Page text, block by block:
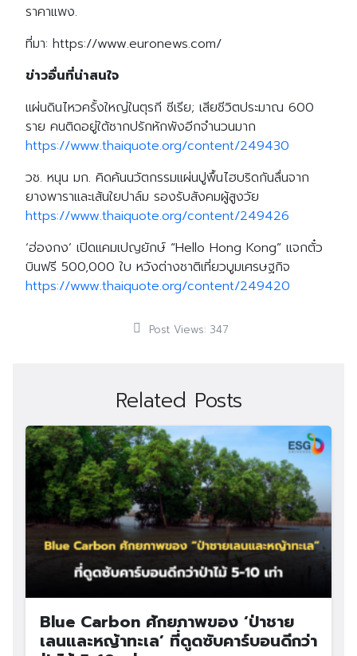
ราคาแพง.
ที่มา: https://www.euronews.com/
ข่าวอื่นที่น่าสนใจ
แผ่นดินไหวครั้งใหญ่ในตุรกี ซีเรีย; เสียชีวิตประมาณ 600
ราย คนติดอยู่ใต้ซากปรักหักพังอีกจำนวนมาก
https://www.thaiquote.org/content/249430
วช. หนุน มก. คิดค้นนวัตกรรมแผ่นปูพื้นไฮบริดกันลื่นจาก
ยางพาราและเส้นใยปาล์ม รองรับสังคมผู้สูงวัย
https://www.thaiquote.org/content/249426
‘ฮ่องกง’ เปิดแคมเปญยักษ์ “Hello Hong Kong” แจกตั๋ว
บินฟรี 500,000 ใบ หวังต่างชาติเที่ยวบูมเศรษฐกิจ
https://www.thaiquote.org/content/249420
Post Views: 347
Related Posts
Blue Carbon ศักยภาพของ ‘ป่าชาย
เลนและหญ้าทะเล’ ที่ดูดซับคาร์บอนดีกว่า